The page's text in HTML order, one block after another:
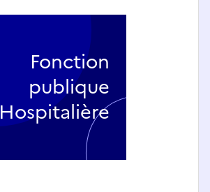
Fonction
publique
Hospitalière